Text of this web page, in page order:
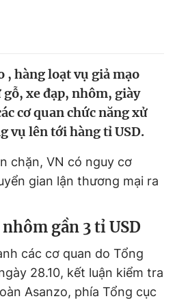
Tin 360
Magazine
Liên hệ quảng cáo
, hàng loạt vụ giả mạo
xe đạp, nhôm, giày
cơ quan chức năng xử
vụ lên tới hàng tỉ USD.
chặn, VN có nguy cơ
gian lận thương mại ra
gần 3 tỉ USD
các cơ quan do Tổng
28.10, kết luận kiểm tra
Asanzo, phía Tổng cục